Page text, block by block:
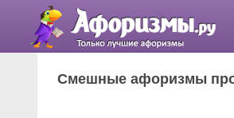
Смешные афоризмы